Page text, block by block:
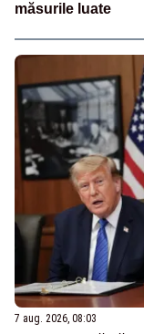
măsurile luate
7 aug. 2026, 08:03